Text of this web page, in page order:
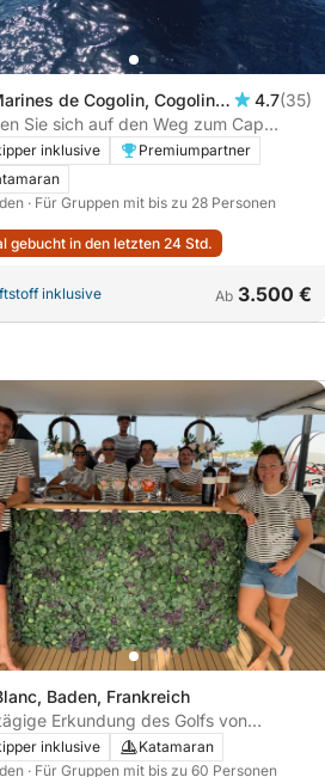
de Cogolin, Cogolin,
4.7(35)
Sie sich auf den Weg zum Cap
und verbringen Sie einen Tag an Bord
Katamarans
inklusive
Premiumpartner
· Für Gruppen mit bis zu 28 Personen
gebucht in den letzten 24 Std.
inklusive Ab 3.500 €
Baden, Frankreich
Erkundung des Golfs von
der Bucht von Quiberon
inklusive
Katamaran
· Für Gruppen mit bis zu 60 Personen